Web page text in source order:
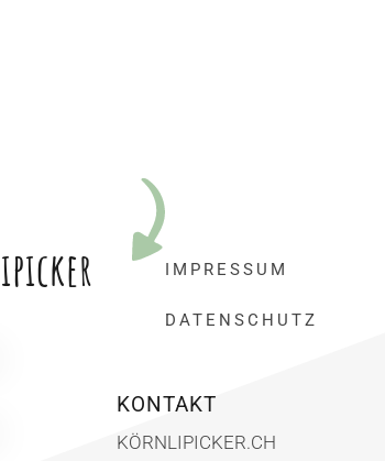
IMPRESSUM
DATENSCHUTZ
KONTAKT
KÖRNLIPICKER.CH